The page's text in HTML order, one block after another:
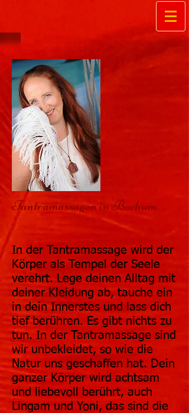
Tantramassagen in Bochum
In der Tantramassage wird der
Körper als Tempel der Seele
verehrt. Lege deinen Alltag mit
deiner Kleidung ab, tauche ein
in dein Innerstes und lass dich
tief berühren. Es gibt nichts zu
tun. In der Tantramassage sind
wir unbekleidet, so wie die
Natur uns geschaffen hat. Dein
ganzer Körper wird achtsam
und liebevoll berührt, auch
Lingam und Yoni, das sind die